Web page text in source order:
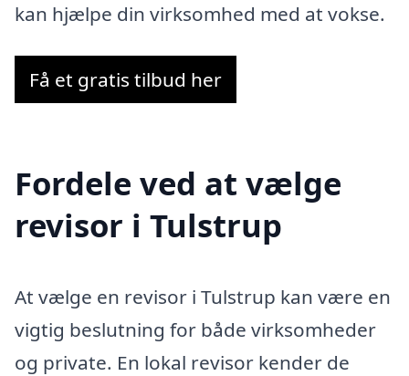
kan hjælpe din virksomhed med at vokse.
Få et gratis tilbud her
Fordele ved at vælge
revisor i Tulstrup
At vælge en revisor i Tulstrup kan være en
vigtig beslutning for både virksomheder
og private. En lokal revisor kender de